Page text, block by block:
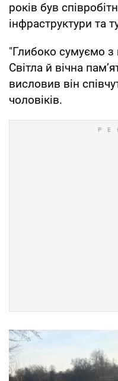
років був
інфраструктури та
"Глибоко сумуємо з
Світла й вічна
висловив він
чоловіків.